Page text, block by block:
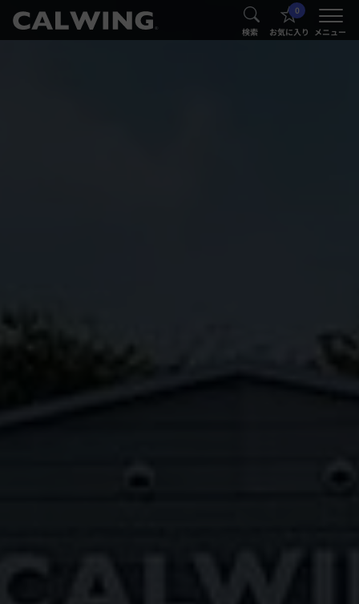
® 検索
0
お気に入り メニュー
®